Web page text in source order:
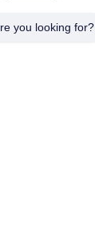
you looking for?